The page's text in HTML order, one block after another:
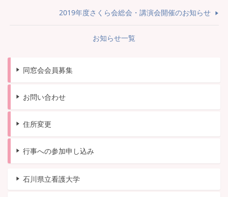
2019年度さくら会総会・講演会開催のお知らせ
お知らせ一覧
同窓会会員募集
お問い合わせ
住所変更
行事への参加申し込み
石川県立看護大学